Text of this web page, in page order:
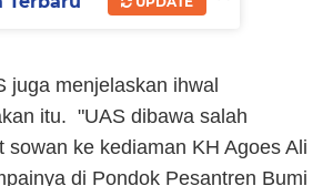
juga menjelaskan ihwal
itu. "UAS dibawa salah
sowan ke kediaman KH Agoes Ali
di Pondok Pesantren Bumi